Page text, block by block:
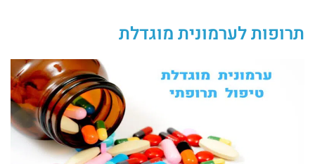
תרופות לערמונית מוגדלת